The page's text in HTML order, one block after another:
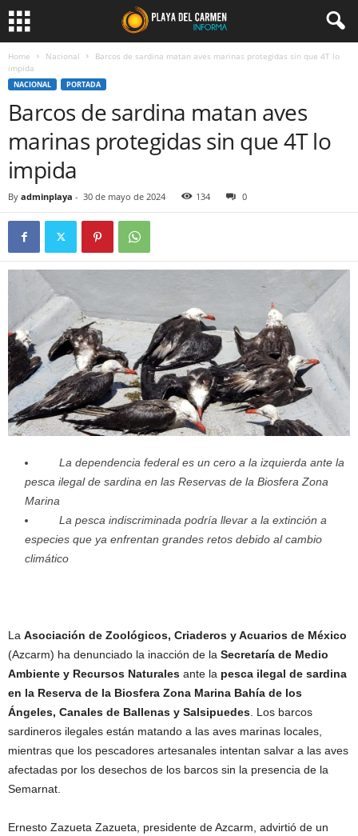
Home Nacional
Barcos de sardina matan aves marinas protegidas sin que 4T lo
impida
NACIONAL PORTADA
Barcos de sardina matan aves
marinas protegidas sin que 4T lo
impida
By adminplaya - 30 de mayo de 2024 134 0
La dependencia federal es un cero a la izquierda ante la
pesca ilegal de sardina en las Reservas de la Biosfera Zona
Marina
La pesca indiscriminada podría llevar a la extinción a
especies que ya enfrentan grandes retos debido al cambio
climático
La Asociación de Zoológicos, Criaderos y Acuarios de México
(Azcarm) ha denunciado la inacción de la Secretaría de Medio
Ambiente y Recursos Naturales ante la pesca ilegal de sardina
en la Reserva de la Biosfera Zona Marina Bahía de los
Ángeles, Canales de Ballenas y Salsipuedes . Los barcos
sardineros ilegales están matando a las aves marinas locales,
mientras que los pescadores artesanales intentan salvar a las aves
afectadas por los desechos de los barcos sin la presencia de la
Semarnat.
Ernesto Zazueta Zazueta, presidente de Azcarm, advirtió de un